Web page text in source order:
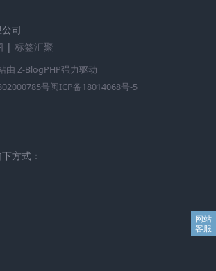
司
| 标签汇聚
由 Z-BlogPHP强力驱动
号闽ICP备18014068号-5
方式：